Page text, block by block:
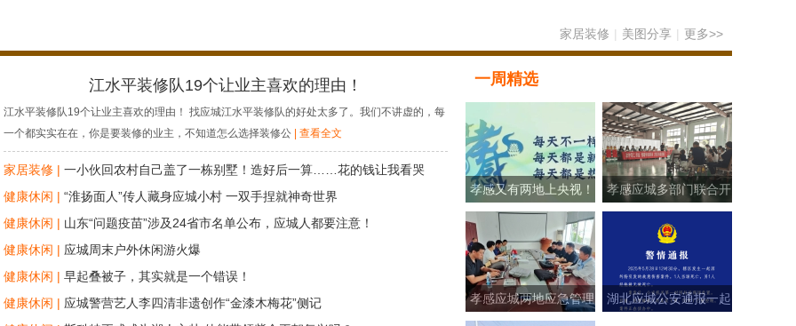
家居装修 | 美图分享 | 更多>>
江水平装修队19个让业主喜欢的理由！
江水平装修队19个让业主喜欢的理由！ 找应城江水平装修队的好处太多了。我们不讲虚的，每
一个都实实在在，你是要装修的业主，不知道怎么选择装修公
| 查看全文
家居装修 | 一小伙回农村自己盖了一栋别墅！造好后一算……花的钱让我看哭
了！
健康休闲 | “淮扬面人”传人藏身应城小村 一双手捏就神奇世界
健康休闲 | 山东“问题疫苗”涉及24省市名单公布，应城人都要注意！
健康休闲 | 应城周末户外休闲游火爆
健康休闲 | 早起叠被子，其实就是一个错误！
健康休闲 | 应城警营艺人李四清非遗创作“金漆木梅花”侧记
一周精选
孝感又有两地上央视！
这次出圈的是……
孝感应城多部门联合开
展“民法典进企业”活
孝感应城两地应急管理
湖北应城公安通报一起